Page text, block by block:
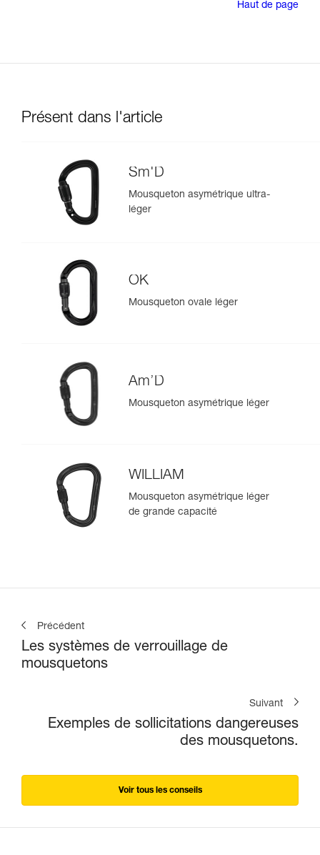
Haut de page
Présent dans l'article
Sm'D
Mousqueton asymétrique ultra-
léger
OK
Mousqueton ovale léger
Am’D
Mousqueton asymétrique léger
WILLIAM
Mousqueton asymétrique léger
de grande capacité
Précédent
Les systèmes de verrouillage de
mousquetons
Suivant
Exemples de sollicitations dangereuses
des mousquetons.
Voir tous les conseils